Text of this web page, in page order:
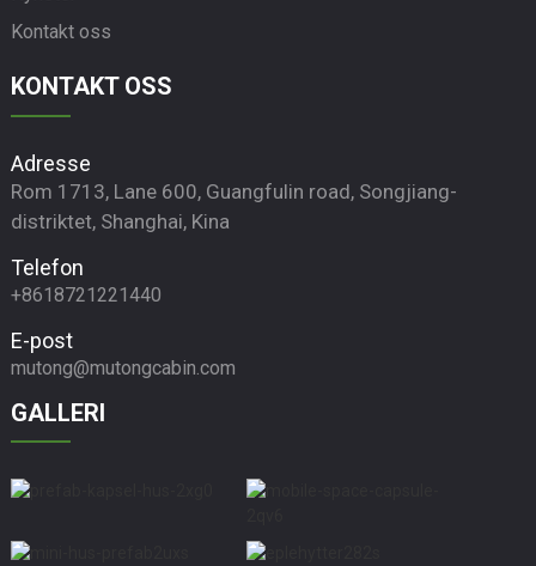
Kontakt oss
KONTAKT OSS
Adresse
Rom 1713, Lane 600, Guangfulin road, Songjiang-
distriktet, Shanghai, Kina
Telefon
+8618721221440
E-post
mutong@mutongcabin.com
GALLERI